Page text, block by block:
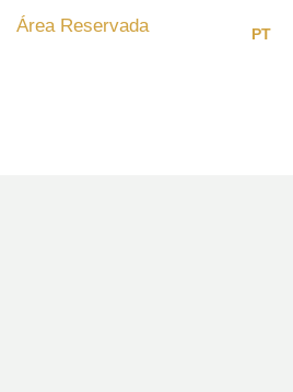
Área Reservada